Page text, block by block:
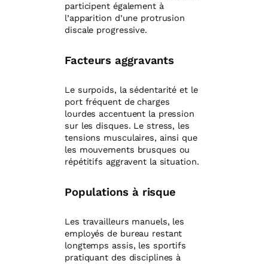
participent également à
l’apparition d’une protrusion
discale progressive.
Facteurs aggravants
Le surpoids, la sédentarité et le
port fréquent de charges
lourdes accentuent la pression
sur les disques. Le stress, les
tensions musculaires, ainsi que
les mouvements brusques ou
répétitifs aggravent la situation.
Populations à risque
Les travailleurs manuels, les
employés de bureau restant
longtemps assis, les sportifs
pratiquant des disciplines à